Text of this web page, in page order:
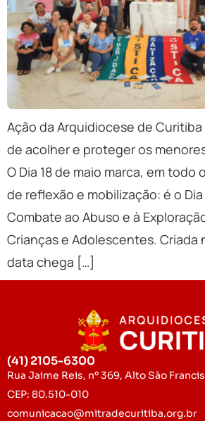
Ação da Arquidiocese de
de acolher e proteger os
O Dia 18 de maio marca, em todo
de reflexão e mobilização: é o
Combate ao Abuso e à
Crianças e Adolescentes. Criada
data chega […]
(41) 2105-6300
Rua Jaime Reis, nº 369, Alto São
CEP: 80.510-010
comunicacao@mitradecuritiba.org.br